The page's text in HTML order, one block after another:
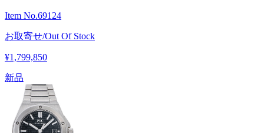
Item No.69124
お取寄せ/Out Of Stock
¥1,799,850
新品